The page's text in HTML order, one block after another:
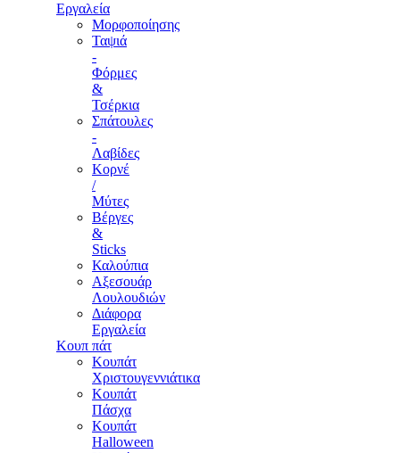
Εργαλεία
Μορφοποίησης
Ταψιά
-
Φόρμες
&
Τσέρκια
Σπάτουλες
-
Λαβίδες
Κορνέ
/
Μύτες
Βέργες
&
Sticks
Καλούπια
Αξεσουάρ
Λουλουδιών
Διάφορα
Εργαλεία
Κουπ πάτ
Κουπάτ
Χριστουγεννιάτικα
Κουπάτ
Πάσχα
Κουπάτ
Halloween